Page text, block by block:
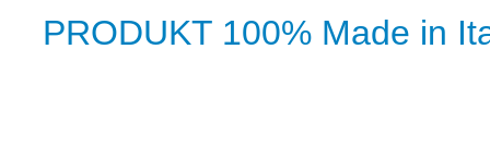
PRODUKT 100% Made in